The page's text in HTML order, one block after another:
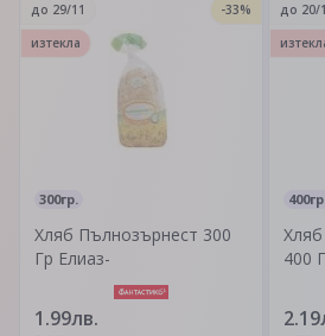
300гр.
Хляб Пълнозърнест 300
Гр Елиаз-
1.99лв.
до 29/11
-33%
изтекла
400
до 20/